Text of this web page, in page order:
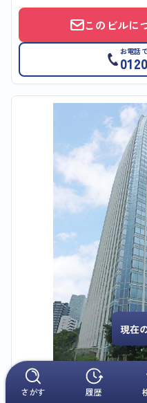
さがす 履歴
このビルに
お電話
愛宕グリーンヒルズ
現在